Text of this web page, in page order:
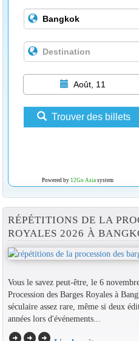
Août, 11
Trouver des billets
Powered by 12Go Asiasystem
RÉPÉTITIONS DE LA
ROYALES 2026 À
Vous le savez peut-être, le 6
Procession des Barges Royales à
séculaire assez rare, même si deux
années lors d'événements...
arrow_circle_rightarrow_circle_rightarrow_circle_right